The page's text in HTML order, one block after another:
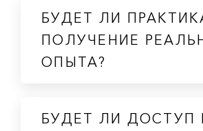
БУДЕТ ЛИ
ПОЛУЧЕНИЕ
ОПЫТА?
БУДЕТ ЛИ ДОСТУП